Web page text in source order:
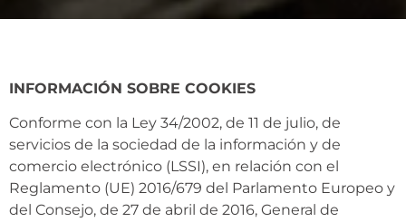
INFORMACIÓN SOBRE COOKIES
Conforme con la Ley 34/2002, de 11 de julio, de
servicios de la sociedad de la información y de
comercio electrónico (LSSI), en relación con el
Reglamento (UE) 2016/679 del Parlamento Europeo y
del Consejo, de 27 de abril de 2016, General de